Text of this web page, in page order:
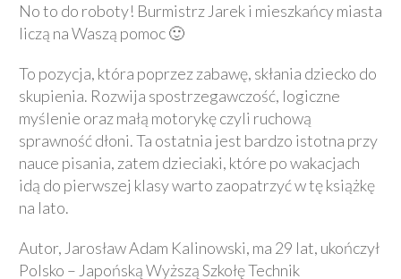
No to do roboty! Burmistrz Jarek i mieszkańcy miasta
liczą na Waszą pomoc 🙂
To pozycja, która poprzez zabawę, skłania dziecko do
skupienia. Rozwija spostrzegawczość, logiczne
myślenie oraz małą motorykę czyli ruchową
sprawność dłoni. Ta ostatnia jest bardzo istotna przy
nauce pisania, zatem dzieciaki, które po wakacjach
idą do pierwszej klasy warto zaopatrzyć w tę książkę
na lato.
Autor, Jarosław Adam Kalinowski, ma 29 lat, ukończył
Polsko – Japońską Wyższą Szkołę Technik